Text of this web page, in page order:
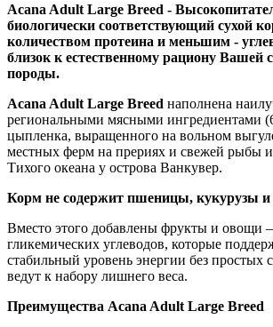
Acana Adult Large Breed -
биологически соответствующий сухой
количеством протеина и меньшим -
близок к естественному рациону Вашей
породы.
Acana Adult Large Breed наполнена
региональными мясными ингредиентами
цыпленка, выращенного на вольном
местных ферм на прериях и свежей рыбы
Тихого океана у острова Ванкувер.
Корм не содержит пшеницы, кукурузы и
Вместо этого добавлены фрукты и овощи
гликемических углеводов, которые
стабильный уровень энергии без простых
ведут к набору лишнего веса.
Преимущества Acana Adult Large Breed